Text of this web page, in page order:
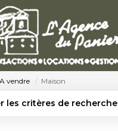
ACHETER
Acheter
Conseils Pour Acquérir
A vendre Maison
les critères de recherche